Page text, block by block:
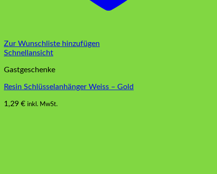
Zur Wunschliste hinzufügen
Schnellansicht
Gastgeschenke
Resin Schlüsselanhänger Weiss – Gold
1,29 € inkl. MwSt.